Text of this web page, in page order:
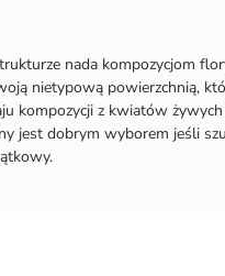
nada kompozycjom
nietypową powierzchnią,
kompozycji z kwiatów
jest dobrym wyborem jeśli